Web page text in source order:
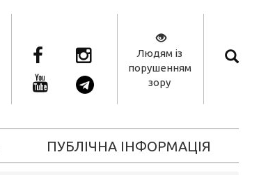
Людям із
порушенням
зору
ПУБЛІЧНА ІНФОРМАЦІЯ